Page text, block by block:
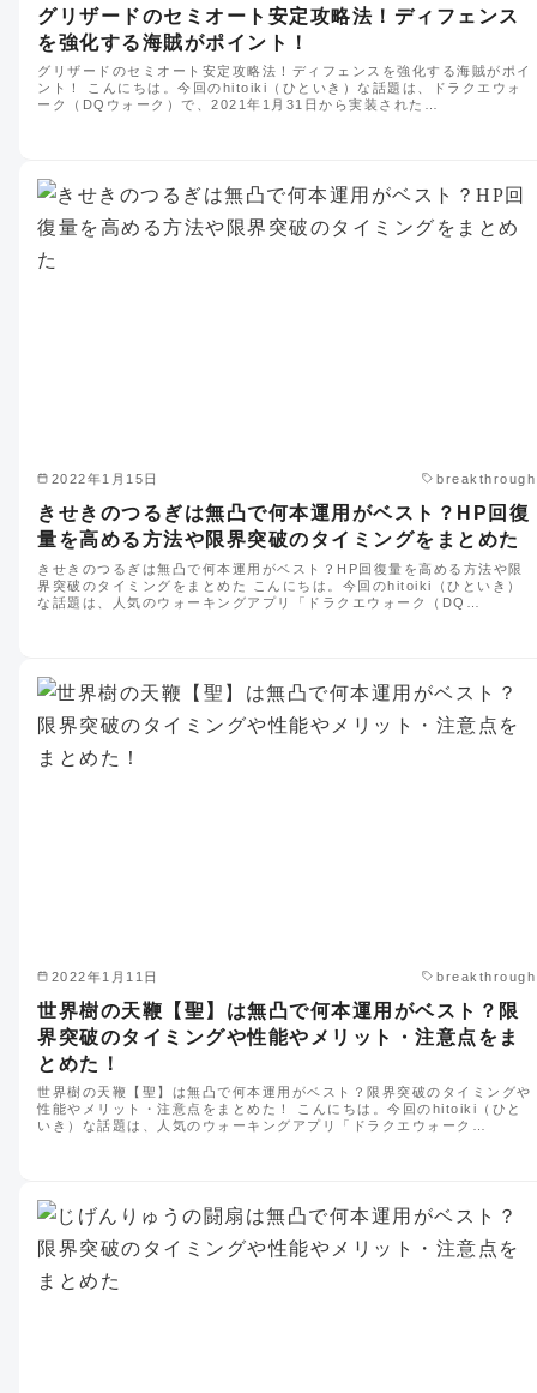
グリザードのセミオート安定攻略法！ディフェンス
を強化する海賊がポイント！
グリザードのセミオート安定攻略法！ディフェンスを強化する海賊がポイ
ント！ こんにちは。今回のhitoiki（ひといき）な話題は、ドラクエウォ
ーク（DQウォーク）で、2021年1月31日から実装された…
2022年1月15日 breakthrough
きせきのつるぎは無凸で何本運用がベスト？HP回復
量を高める方法や限界突破のタイミングをまとめた
きせきのつるぎは無凸で何本運用がベスト？HP回復量を高める方法や限
界突破のタイミングをまとめた こんにちは。今回のhitoiki（ひといき）
な話題は、人気のウォーキングアプリ「ドラクエウォーク（DQ…
2022年1月11日 breakthrough
世界樹の天鞭【聖】は無凸で何本運用がベスト？限
界突破のタイミングや性能やメリット・注意点をま
とめた！
世界樹の天鞭【聖】は無凸で何本運用がベスト？限界突破のタイミングや
性能やメリット・注意点をまとめた！ こんにちは。今回のhitoiki（ひと
いき）な話題は、人気のウォーキングアプリ「ドラクエウォーク…